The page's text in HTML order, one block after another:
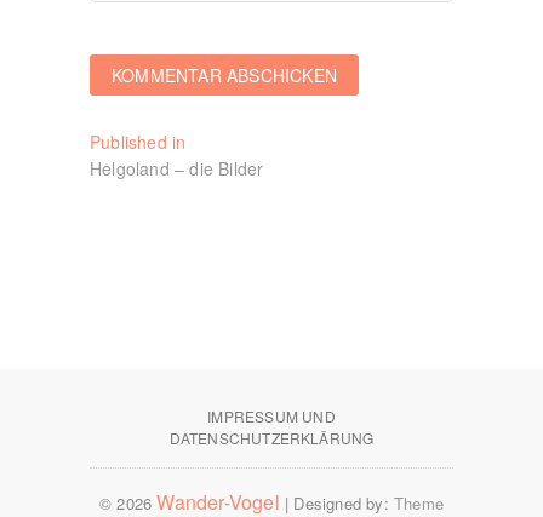
Beitragsnavigation
Published in
Helgoland – die Bilder
IMPRESSUM UND
DATENSCHUTZERKLÄRUNG
© 2026Wander-Vogel | Designed by: Theme